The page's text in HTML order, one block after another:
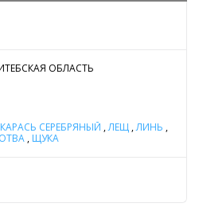
ОБЛАСТЬ
КАРАСЬ СЕРЕБРЯНЫЙ ,ЛЕЩ ,ЛИНЬ ,
, ЩУКА